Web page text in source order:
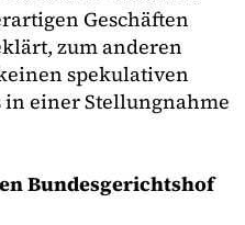
Geschäften
zum anderen
spekulativen
in einer Stellungnahme
Bundesgerichtshof